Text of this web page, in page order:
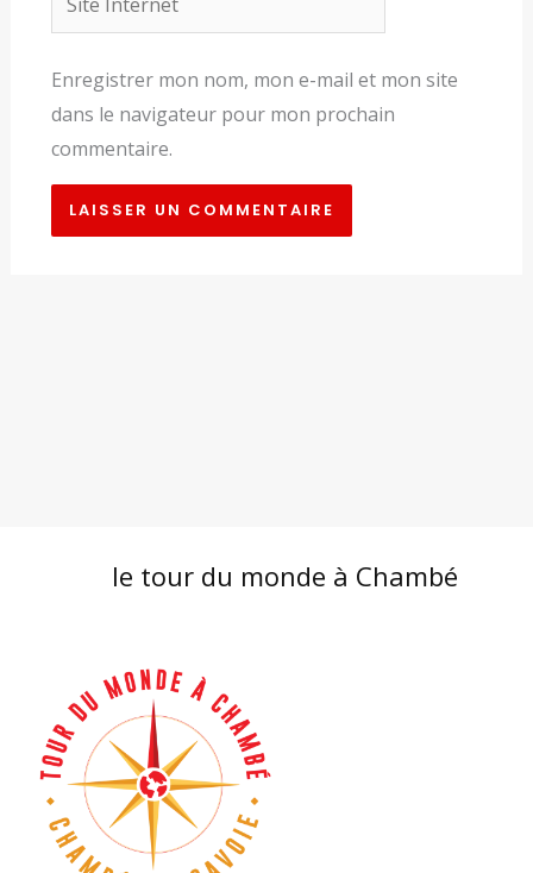
Internet
Enregistrer mon nom, mon e-mail et mon site
dans le navigateur pour mon prochain
commentaire.
le tour du monde à Chambé